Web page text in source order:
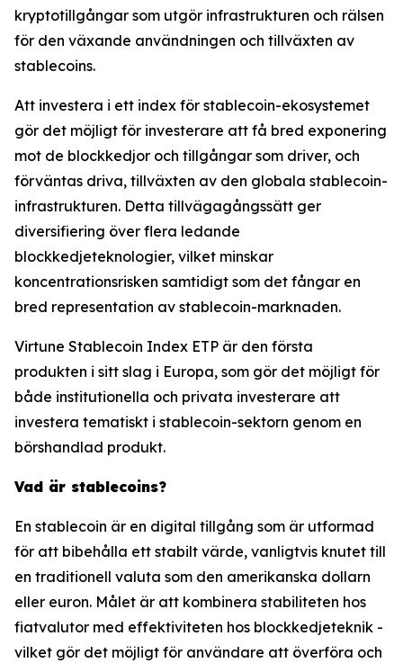
kryptotillgångar som utgör infrastrukturen och rälsen
för den växande användningen och tillväxten av
stablecoins.
Att investera i ett index för stablecoin-ekosystemet
gör det möjligt för investerare att få bred exponering
mot de blockkedjor och tillgångar som driver, och
förväntas driva, tillväxten av den globala stablecoin-
infrastrukturen. Detta tillvägagångssätt ger
diversifiering över flera ledande
blockkedjeteknologier, vilket minskar
koncentrationsrisken samtidigt som det fångar en
bred representation av stablecoin-marknaden.
Virtune Stablecoin Index ETP är den första
produkten i sitt slag i Europa, som gör det möjligt för
både institutionella och privata investerare att
investera tematiskt i stablecoin-sektorn genom en
börshandlad produkt.
Vad är stablecoins?
En stablecoin är en digital tillgång som är utformad
för att bibehålla ett stabilt värde, vanligtvis knutet till
en traditionell valuta som den amerikanska dollarn
eller euron. Målet är att kombinera stabiliteten hos
fiatvalutor med effektiviteten hos blockkedjeteknik -
vilket gör det möjligt för användare att överföra och